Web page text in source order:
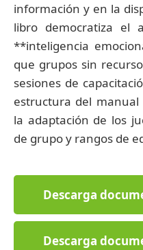
información y en la
libro democratiza el
**inteligencia
que grupos sin
sesiones de
estructura del
la adaptación de los
de grupo y rangos de
Descarga
Descarga